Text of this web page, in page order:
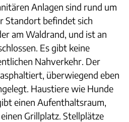
Anlagen sind rund um
Standort befindet sich
am Waldrand, und ist an
Es gibt keine
Nahverkehr. Der
überwiegend eben
Haustiere wie Hunde
einen Aufenthaltsraum,
Grillplatz. Stellplätze